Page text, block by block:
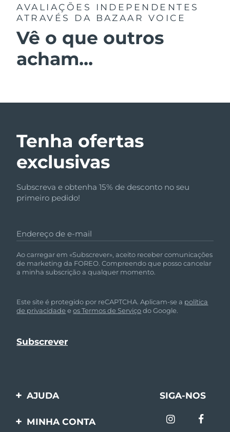
AVALIAÇÕES INDEPENDENTES
ATRAVÉS DA BAZAAR VOICE
Vê o que outros
acham...
Tenha ofertas
exclusivas
Subscreva e obtenha 15% de desconto no seu
primeiro pedido!
Endereço de e-mail
Ao carregar em «Subscrever», aceito receber comunicações
de marketing da FOREO. Compreendo que posso cancelar
a minha subscrição a qualquer momento.
Este site é protegido por reCAPTCHA. Aplicam-se a política
de privacidade eos Termos de Serviçodo Google.
AJUDA
Entre em contato
SIGA-NOS
MINHA CONTA